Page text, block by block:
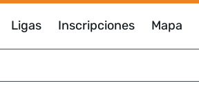
Ligas Inscripciones Mapa